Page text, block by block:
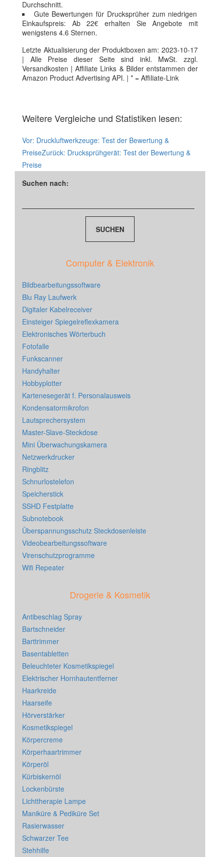
Durchschnitt.
Gute Bewertungen für Drucksprüher zum niedrigen
Einkaufspreis: Ab 22€ erhalten Sie Angebote mit
wenigstens 4.6 Sternen.
Letzte Aktualisierung der Produktboxen am: 2023-10-17
| Alle Preise dieser Seite sind inkl. MwSt. zzgl.
Versandkosten | Affiliate Links & Bilder entstammen der
Amazon Product Advertising API. | * = Affiliate-Link
Weitere Vergleiche und Statistiken lesen:
Vor: Druckluftwerkzeuge: Test der Bewertung &
PreiseZurück: Drucksprühgerät: Test der Bewertung &
Preise
Suchen nach:
Computer & Elektronik
Bildbearbeitungssoftware
Blu Ray Laufwerk
Digitaler Kabelreceiver
Einsteiger Spiegelreflexkamera
Elektronisches Wörterbuch
Fotofalle
Funkscanner
Handyhalter
Hobbyplotter
Kartenesegerät f. Personalausweis
Kondensatormikrofon
Lautsprechersystem
Master-Slave-Steckdose
Mini Überwachungskamera
Netzwerkdrucker
Ringblitz
Schnurlostelefon
Speicherstick
SSHD Festplatte
Subnotebook
Überspannungsschutz Steckdosenleiste
Videobearbeitungssoftware
Virenschutzprogramme
Wifi Repeater
Drogerie & Kosmetik
Antibeschlag Spray
Bartschneider
Barttrimmer
Basentabletten
Beleuchteter Kosmetikspiegel
Elektrischer Hornhautentferner
Haarkreide
Haarseife
Hörverstärker
Kosmetikspiegel
Körpercreme
Körperhaartrimmer
Körperöl
Kürbiskernöl
Lockenbürste
Lichttherapie Lampe
Maniküre & Pediküre Set
Rasierwasser
Schwarzer Tee
Stehhilfe